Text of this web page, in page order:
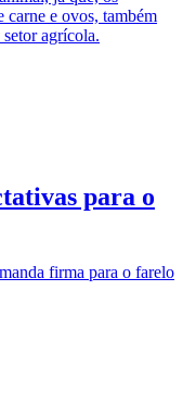
carne e ovos, também
agrícola.
para o
firma para o farelo